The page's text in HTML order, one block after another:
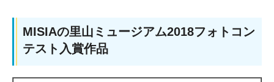
MISIAの里山ミュージアム2018フォトコン
テスト入賞作品